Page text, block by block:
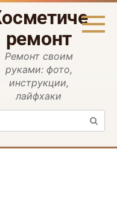
ремонт
Ремонт своим
руками: фото,
инструкции,
лайфхаки